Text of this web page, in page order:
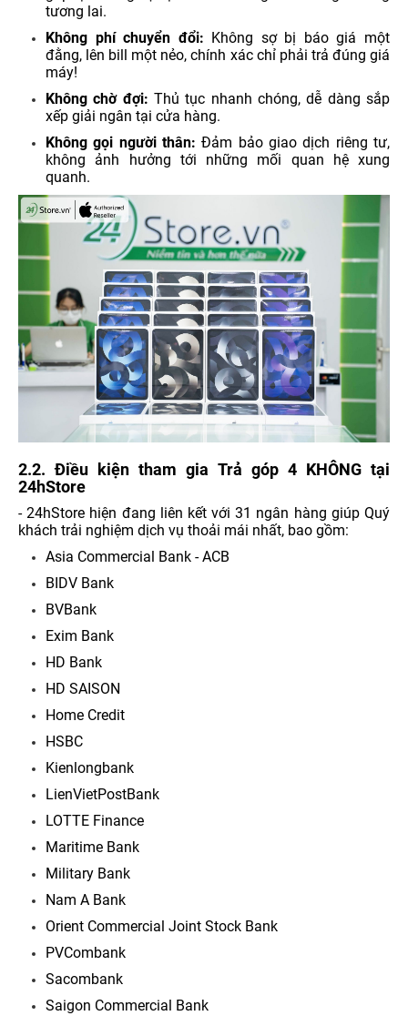
tương lai.
Không phí chuyển đổi: Không sợ bị báo giá một
đằng, lên bill một nẻo, chính xác chỉ phải trả đúng giá
máy!
Không chờ đợi: Thủ tục nhanh chóng, dễ dàng sắp
xếp giải ngân tại cửa hàng.
Không gọi người thân: Đảm bảo giao dịch riêng tư,
không ảnh hưởng tới những mối quan hệ xung
quanh.
2.2. Điều kiện tham gia Trả góp 4 KHÔNG tại
24hStore
- 24hStore hiện đang liên kết với 31 ngân hàng giúp Quý
khách trải nghiệm dịch vụ thoải mái nhất, bao gồm:
Asia Commercial Bank - ACB
BIDV Bank
BVBank
Exim Bank
HD Bank
HD SAISON
Home Credit
HSBC
Kienlongbank
LienVietPostBank
LOTTE Finance
Maritime Bank
Military Bank
Nam A Bank
Orient Commercial Joint Stock Bank
PVCombank
Sacombank
Saigon Commercial Bank